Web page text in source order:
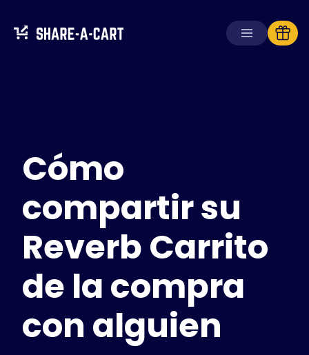
Para consumidores
Para escuelas
Para empresas
Obtén Plus+
Iniciar sesión
Tiendas compatibles
Preguntas frecuentes
Cómo
compartir su
Reverb Carrito
de la compra
con alguien